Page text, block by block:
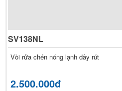
SV138NL
Vòi rửa chén nóng lạnh dây rút
2.500.000đ